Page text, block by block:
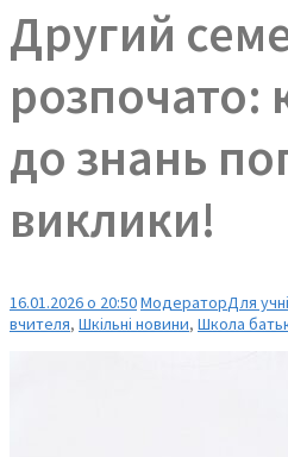
Другий
розпочато:
до знань
виклики!
16.01.2026 о 20:50МодераторДля
вчителя, Шкільні новини, Школа